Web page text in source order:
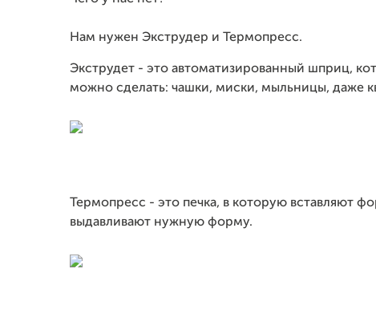
Нам нужен Экструдер и Термопресс.
Экструдет - это автоматизированный шприц,
можно сделать: чашки, миски, мыльницы, даже
Термопресс - это печка, в которую вставляют
выдавливают нужную форму.